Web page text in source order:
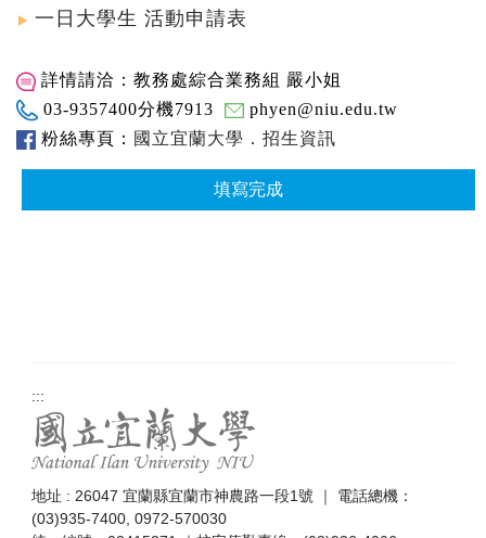
一日 大學生 活動申請表
詳情請洽：教務處綜合業務組 嚴小姐
03-9357400分機7913
phyen@niu.edu.tw
粉絲專頁： 國立宜蘭大學．招生資訊
填寫完成
:::
地址 : 26047 宜蘭縣宜蘭市神農路一段1號 ｜ 電話總機：
(03)935-7400, 0972-570030